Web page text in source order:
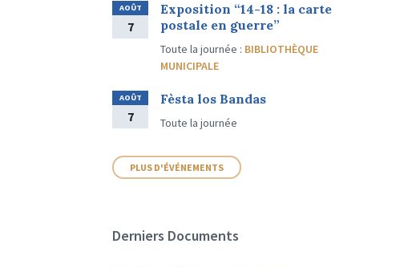
AOÛT
7
Exposition “14-18 : la carte
postale en guerre”
Toute la journée : BIBLIOTHÈQUE
MUNICIPALE
AOÛT
7
Fèsta los Bandas
Toute la journée
PLUS D'ÉVÉNEMENTS
Derniers Documents